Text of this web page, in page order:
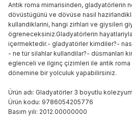
Antik roma mimarisinden, gladyatörlerin
dövüstügünü ve dövüse nasil
kullandiklarini, hangi zirhlari ve giysileri
ögreneceksiniz.Gladyatörlerin
içermektedir.- gladyatörler kimdiler?-
- ne tür silahlar kullandilar?- düsmanlari
eglenceli ve ilginç çizimleri ile antik
dönemine bir yolculuk yapabilirsiniz.
Ürün adı: Gladyatörler 3 boyutlu
Ürün kodu: 9786054205776
Basım yılı: 2012.00000000